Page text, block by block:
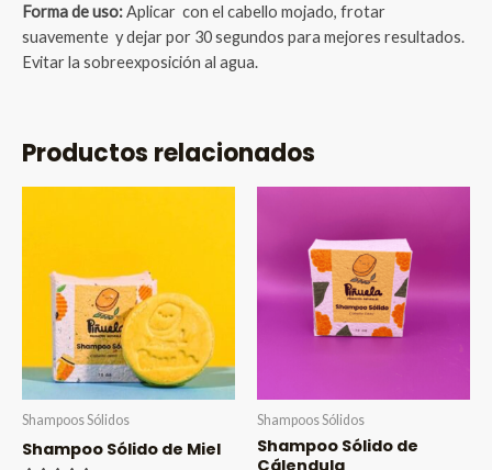
Forma de uso:Aplicar con el cabello mojado, frotar
suavemente y dejar por 30 segundos para mejores resultados.
Evitar la sobreexposición al agua.
Productos relacionados
Shampoos Sólidos
Shampoo Sólido de Miel
Shampoos Sólidos
Shampoo Sólido de